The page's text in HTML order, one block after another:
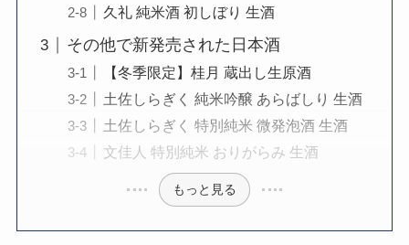
久礼 純米酒 初しぼり 生酒
その他で新発売された日本酒
【冬季限定】桂月 蔵出し生原酒
土佐しらぎく 純米吟醸 あらばしり 生酒
土佐しらぎく 特別純米 微発泡酒 生酒
文佳人 特別純米 おりがらみ 生酒
もっと見る